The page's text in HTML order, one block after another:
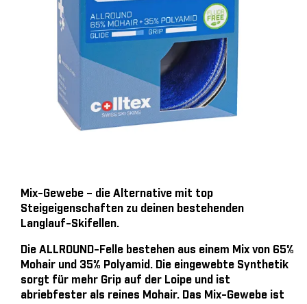
Mix-Gewebe – die Alternative mit top
Steigeigenschaften zu deinen bestehenden
Langlauf-Skifellen.
Die ALLROUND-Felle bestehen aus einem Mix von 65%
Mohair und 35% Polyamid. Die eingewebte Synthetik
sorgt für mehr Grip auf der Loipe und ist
abriebfester als reines Mohair. Das Mix-Gewebe ist